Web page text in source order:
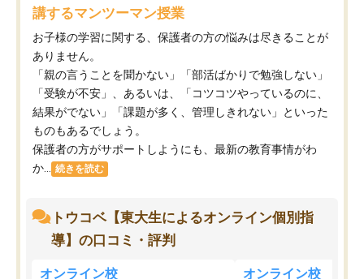
講するマンツーマン授業
お子様の学習に関する、保護者の方の悩みは尽きることが
ありません。
「親の言うことを聞かない」「部活ばかりで勉強しない」
「受験が不安」、あるいは、「コツコツやっているのに、
結果がでない」「課題が多く、管理しきれない」といった
ものもあるでしょう。
保護者の方がサポートしようにも、最新の教育事情がわ
か...
続きを読む
トウコベ【東大生によるオンライン個別指
導】の口コミ・評判
オンライン校 オンライン校